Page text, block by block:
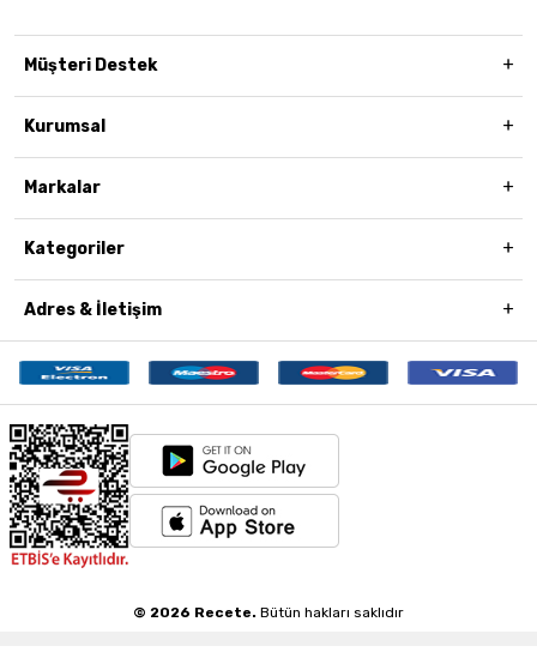
Müşteri Destek
Kurumsal
Markalar
Kategoriler
Adres & İletişim
© 2026 Recete. Bütün hakları saklıdır